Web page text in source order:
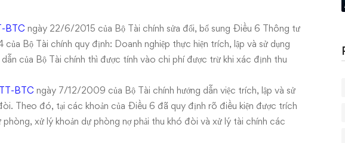
BTC ngày 22/6/2015 của Bộ Tài chính sửa đổi, bổ sung Điều 6 Thông tư
Bộ Tài chính quy định: Doanh nghiệp thực hiện trích, lập và sử dụng
của Bộ Tài chính thì được tính vào chi phí được trừ khi xác định thu
BTC ngày 7/12/2009 của Bộ Tài chính hướng dẫn việc trích, lập và sử
Theo đó, tại các khoản của Điều 6 đã quy định rõ điều kiện được trích
xử lý khoản dự phòng nợ phải thu khó đòi và xử lý tài chính các